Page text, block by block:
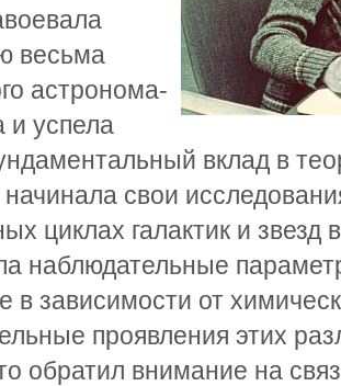
весьма
астронома-
и успела
вклад в
начинала свои
циклах галактик и звезд
наблюдательные
в зависимости от
проявления этих
обратил внимание на